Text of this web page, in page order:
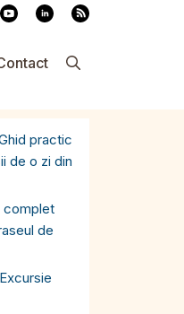
practic
de o zi din
complet
de